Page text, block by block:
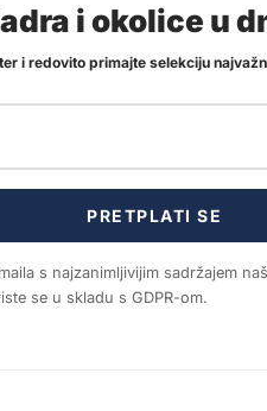
i okolice u
i redovito primajte selekciju
PRETPLATI SE
s najzanimljivijim sadržajem
se u skladu s GDPR-om.